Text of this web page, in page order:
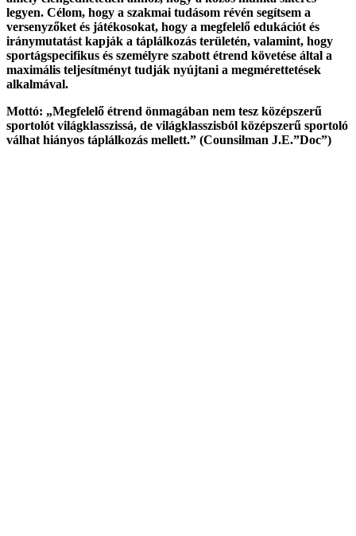
legyen. Célom, hogy a szakmai tudásom révén segítsem a
versenyzőket és játékosokat, hogy a megfelelő edukációt és
iránymutatást kapják a táplálkozás területén, valamint, hogy
sportágspecifikus és személyre szabott étrend követése által a
maximális teljesítményt tudják nyújtani a megmérettetések
alkalmával.
Mottó: „Megfelelő étrend önmagában nem tesz középszerű
sportolót világklasszissá, de világklasszisból középszerű sportoló
válhat hiányos táplálkozás mellett.” (Counsilman J.E.”Doc”)